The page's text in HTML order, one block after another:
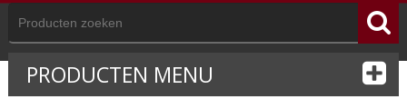
PRODUCTEN MENU